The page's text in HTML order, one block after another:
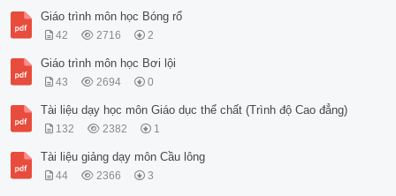
Giáo trình môn học Bóng rổ
42 2716 2
Giáo trình môn học Bơi lội
43 2694 0
Tài liệu dạy học môn Giáo dục thể chất (Trình độ Cao đẳng)
132 2382 1
Tài liệu giảng dạy môn Cầu lông
44 2366 3